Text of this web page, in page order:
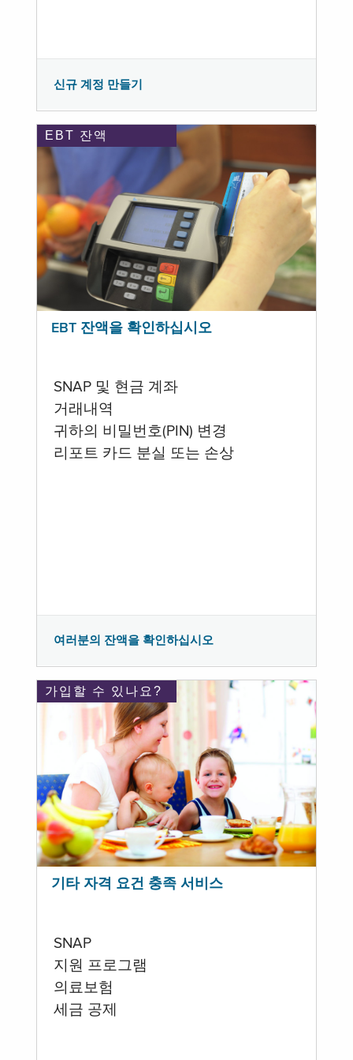
신규 계정 만들기
EBT 잔액
EBT 잔액을 확인하십시오
SNAP 및 현금 계좌
거래내역
귀하의 비밀번호(PIN) 변경
리포트 카드 분실 또는 손상
여러분의 잔액을 확인하십시오
가입할 수 있나요?
기타 자격 요건 충족 서비스
SNAP
지원 프로그램
의료보험
세금 공제